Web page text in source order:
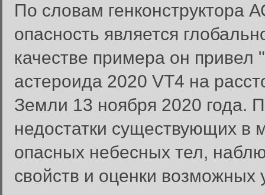
По словам
опасность является
качестве примера он
астероида 2020 VT4 на
Земли 13 ноября 2020 года.
недостатки существующих в
опасных небесных тел,
свойств и оценки возможных